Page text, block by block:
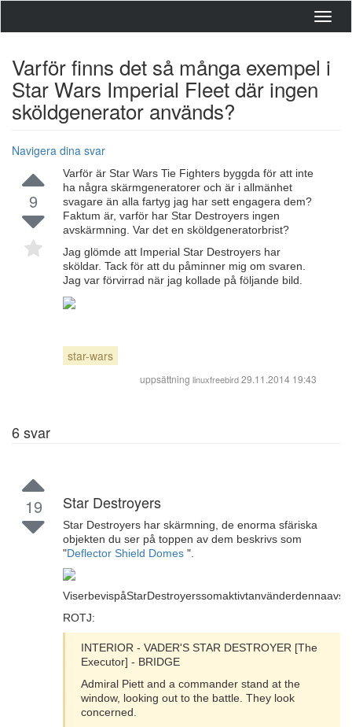
Varför finns det så många exempel i
Star Wars Imperial Fleet där ingen
sköldgenerator används?
Navigera dina svar
9
Varför är Star Wars Tie Fighters byggda för att inte
ha några skärmgeneratorer och är i allmänhet
svagare än alla fartyg jag har sett engagera dem?
Faktum är, varför har Star Destroyers ingen
avskärmning. Var det en sköldgeneratorbrist?
Jag glömde att Imperial Star Destroyers har
sköldar. Tack för att du påminner mig om svaren.
Jag var förvirrad när jag kollade på följande bild.
star-wars
uppsättning linuxfreebird29.11.2014 19:43
6svar
19 Star Destroyers
Star Destroyers har skärmning, de enorma sfäriska
objekten du ser på toppen av dem beskrivs som
"Deflector Shield Domes ".
ROTJ:
INTERIOR - VADER'S STAR DESTROYER [The
Executor] - BRIDGE
Admiral Piett and a commander stand at the
window, looking out to the battle. They look
concerned.